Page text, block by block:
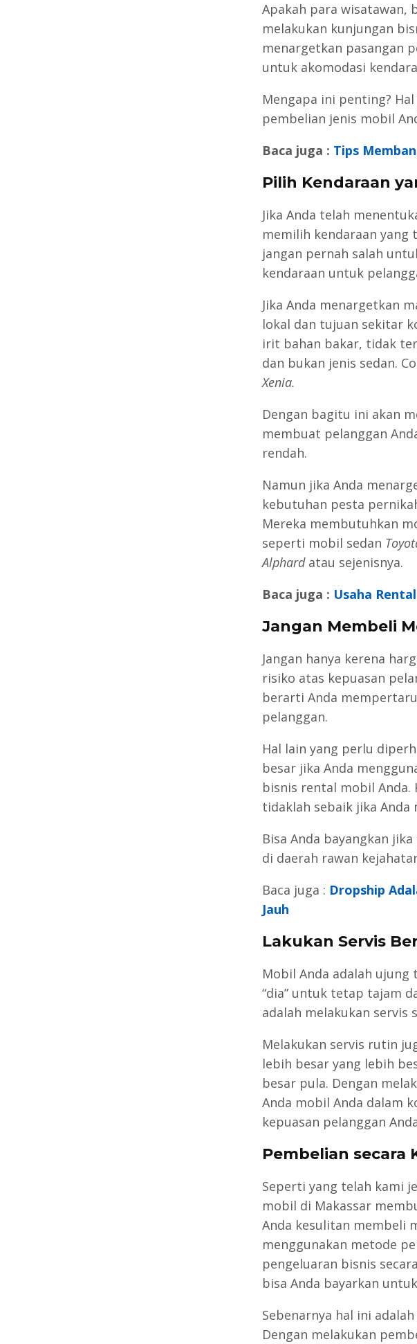
Apakah para wisatawan,
melakukan kunjungan
menargetkan pasangan
untuk akomodasi
Mengapa ini penting?
pembelian jenis mobil
Baca juga : Tips
Pilih Kendaraan
Jika Anda telah
memilih kendaraan
jangan pernah salah
kendaraan untuk
Jika Anda menargetkan
lokal dan tujuan sekitar
irit bahan bakar, tidak
dan bukan jenis sedan.
Xenia.
Dengan bagitu ini akan
membuat pelanggan
rendah.
Namun jika Anda
kebutuhan pesta
Mereka membutuhkan
seperti mobil sedan
Alphardatau sejenisnya.
Baca juga : Usaha
Jangan Membeli
Jangan hanya kerena
risiko atas kepuasan
berarti Anda
pelanggan.
Hal lain yang perlu
besar jika Anda
bisnis rental mobil Anda.
tidaklah sebaik jika
Bisa Anda bayangkan
di daerah rawan
Baca juga : Dropship
Jauh
Lakukan Servis
Mobil Anda adalah
“dia” untuk tetap tajam
adalah melakukan servis
Melakukan servis rutin
lebih besar yang lebih
besar pula. Dengan
Anda mobil Anda dalam
kepuasan pelanggan
Pembelian secara
Seperti yang telah kami
mobil di Makassar
Anda kesulitan membeli
menggunakan metode
pengeluaran bisnis
bisa Anda bayarkan
Sebenarnya hal ini
Dengan melakukan